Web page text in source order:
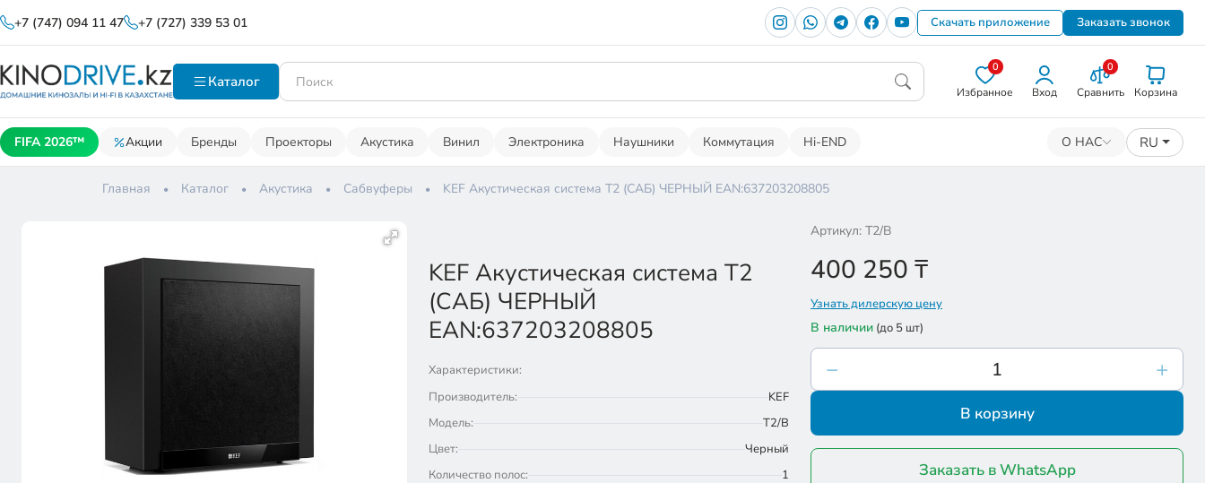
+7 (747) 094 11 47 +7 (727) 339 53 01 Скачать приложение Заказать звонок
Каталог
0
Избранное Вход
0
Сравнить Корзина
FIFA 2026™ Акции Бренды Проекторы Акустика Винил Электроника Наушники Коммутация Hi-END О НАС RU
Главная Каталог Акустика Сабвуферы KEF Акустическая система T2 (САБ) ЧЕРНЫЙ EAN:637203208805
KEF Акустическая система T2
(САБ) ЧЕРНЫЙ
EAN:637203208805
Характеристики:
Производитель:
KEF
Модель:
T2/B
Цвет:
Черный
Количество полос:
1
Артикул: T2/B
400 250 ₸
Узнать дилерскую цену
В наличии (до 5 шт)
В корзину
Заказать в WhatsApp